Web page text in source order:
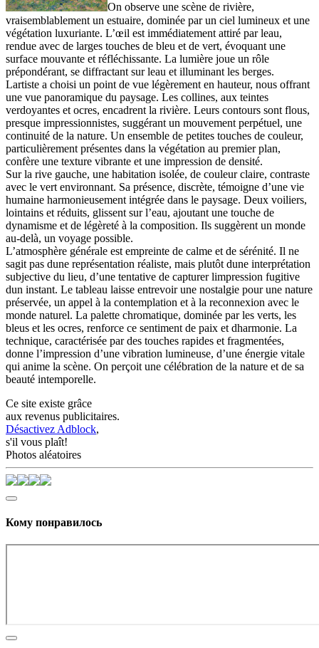
On observe une scène de rivière,
vraisemblablement un estuaire, dominée par un ciel lumineux et une
végétation luxuriante. L’œil est immédiatement attiré par leau,
rendue avec de larges touches de bleu et de vert, évoquant une
surface mouvante et réfléchissante. La lumière joue un rôle
prépondérant, se diffractant sur leau et illuminant les berges.
Lartiste a choisi un point de vue légèrement en hauteur, nous offrant
une vue panoramique du paysage. Les collines, aux teintes
verdoyantes et ocres, encadrent la rivière. Leurs contours sont flous,
presque impressionnistes, suggérant un mouvement perpétuel, une
continuité de la nature. Un ensemble de petites touches de couleur,
particulièrement présentes dans la végétation au premier plan,
confère une texture vibrante et une impression de densité.
Sur la rive gauche, une habitation isolée, de couleur claire, contraste
avec le vert environnant. Sa présence, discrète, témoigne d’une vie
humaine harmonieusement intégrée dans le paysage. Deux voiliers,
lointains et réduits, glissent sur l’eau, ajoutant une touche de
dynamisme et de légèreté à la composition. Ils suggèrent un monde
au-delà, un voyage possible.
L’atmosphère générale est empreinte de calme et de sérénité. Il ne
sagit pas dune représentation réaliste, mais plutôt dune interprétation
subjective du lieu, d’une tentative de capturer limpression fugitive
dun instant. Le tableau laisse entrevoir une nostalgie pour une nature
préservée, un appel à la contemplation et à la reconnexion avec le
monde naturel. La palette chromatique, dominée par les verts, les
bleus et les ocres, renforce ce sentiment de paix et dharmonie. La
technique, caractérisée par des touches rapides et fragmentées,
donne l’impression d’une vibration lumineuse, d’une énergie vitale
qui anime la scène. On perçoit une célébration de la nature et de sa
beauté intemporelle.
Ce site existe grâce
aux revenus publicitaires.
Désactivez Adblock,
s'il vous plaît!
Photos aléatoires
Кому понравилось